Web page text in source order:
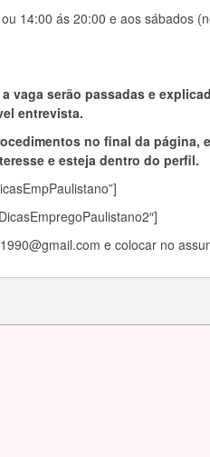
14:00 ás 20:00 e aos sábados
vaga serão passadas e
entrevista.
no final da página,
e esteja dentro do perfil.
e colocar no